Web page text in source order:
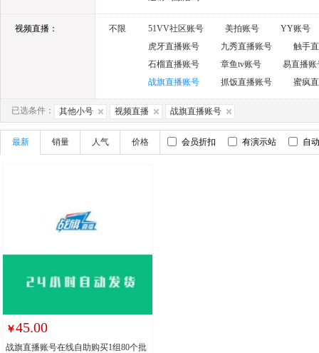
视频直播： 不限 51VV社区账号 美拍账号
YY账号
虎牙直播账号
九秀直播账号
触手
石榴直播账号
章鱼tv账号
易直播账
战旗直播账号
抓饭直播账号 蜜疯
已选条件： 其他小号 视频直播 战旗直播账号
最新 销量 人气 价格 会员折扣 有演示站 自
￥45.00
战旗直播账号在线自助购买1组80个批